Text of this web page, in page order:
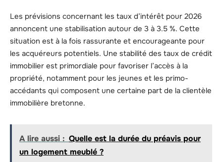
Les prévisions concernant les taux d’intérêt pour 2026
annoncent une stabilisation autour de 3 à 3.5 %. Cette
situation est à la fois rassurante et encourageante pour
les acquéreurs potentiels. Une stabilité des taux de crédit
immobilier est primordiale pour favoriser l’accès à la
propriété, notamment pour les jeunes et les primo-
accédants qui composent une certaine part de la clientèle
immobilière bretonne.
A lire aussi : Quelle est la durée du préavis pour
un logement meublé ?